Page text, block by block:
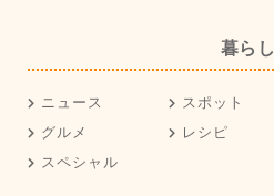
暮らし
ニュース スポット
グルメ
レシピ
スペシャル